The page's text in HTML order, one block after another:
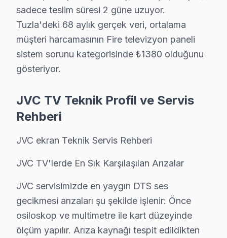
Tuzla'de orijinal JVC yedek parça kullanmak,
Tuzla'de temin ettiğimiz parçalar:
• Tuzla'de ekran panelleri (tüm boyut ve
• Tuzla servisimizde LED aydınlatma şeritleri ve
• Tuzla'de ana işlem kartı ve güç ünitesi
• Tuzla'de 24 ay parça garantisi dahil
• Tuzla stoğumuzda olmayan parçalar 2-5 iş
Muadil parça tercih etmeyin — Tuzla'da orijinal JVC
Tuzla JVC Servis Maliyetleri – Onaysız İşlem
JVC LED TV tamiri için Tuzla'da net ve önceden
2025 Tuzla JVC görüntüleme sistemi servis ücretleri:
• T-Con kartı değişimi: ₺350 – ₺900
• Anakart tamiri/değişimi: ₺500 – ₺1.800
sadece teslim süresi 2 güne uzuyor.
Tuzla'deki 68 aylık gerçek veri, ortalama
müşteri harcamasının Fire televizyon paneli
sistem sorunu kategorisinde ₺1380 olduğunu
gösteriyor.
JVC TV Teknik Profil ve Servis
Rehberi
JVC ekran Teknik Servis Rehberi
JVC TV'lerde En Sık Karşılaşılan Arızalar
JVC servisimizde en yaygın DTS ses
gecikmesi arızaları şu şekilde işlenir: Önce
osiloskop ve multimetre ile kart düzeyinde
ölçüm yapılır. Arıza kaynağı tespit edildikten